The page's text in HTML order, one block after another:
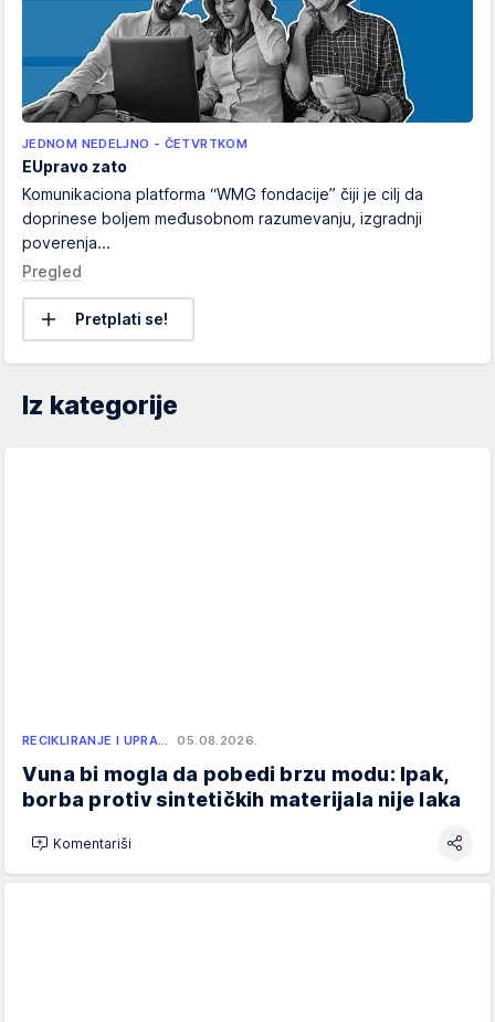
JEDNOM NEDELJNO - ČETVRTKOM
EUpravo zato
Komunikaciona platforma “WMG fondacije” čiji je cilj da
doprinese boljem međusobnom razumevanju, izgradnji
poverenja...
Pregled
Pretplati se!
Iz kategorije
RECIKLIRANJE I UPRA… 05.08.2026.
Vuna bi mogla da pobedi brzu modu: Ipak,
borba protiv sintetičkih materijala nije laka
Komentariši